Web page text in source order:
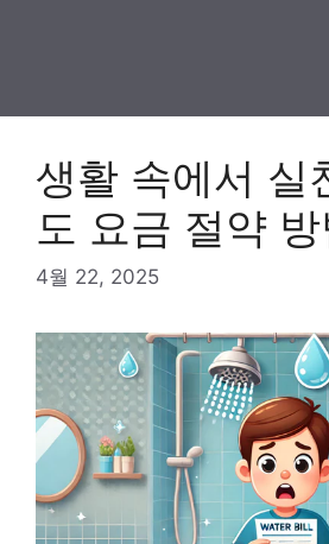
생활 속에서 실
도 요금 절약 방
4월 22, 2025